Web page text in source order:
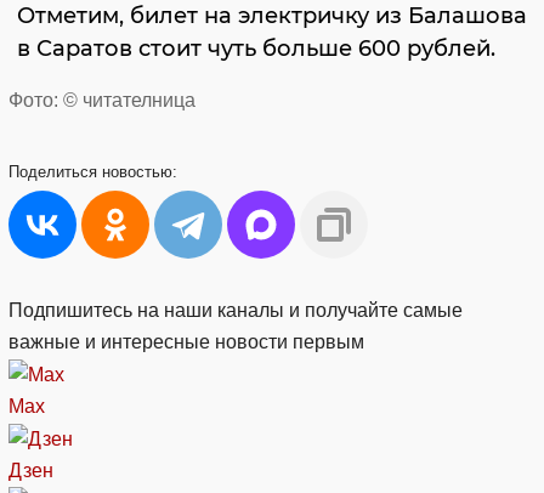
Отметим, билет на электричку из Балашова
в Саратов стоит чуть больше 600 рублей.
Фото: © читателница
Поделиться новостью:
Подпишитесь на наши каналы и получайте самые
важные и интересные новости первым
Max
Дзен